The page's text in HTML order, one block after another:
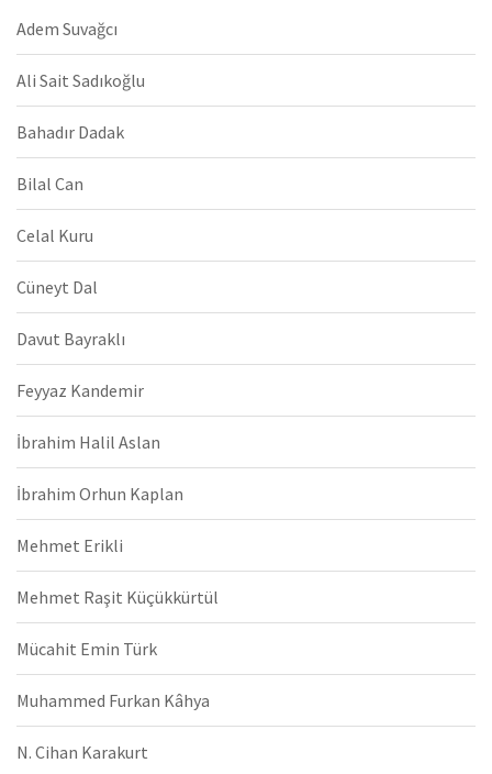
Adem Suvağcı
Ali Sait Sadıkoğlu
Bahadır Dadak
Bilal Can
Celal Kuru
Cüneyt Dal
Davut Bayraklı
Feyyaz Kandemir
İbrahim Halil Aslan
İbrahim Orhun Kaplan
Mehmet Erikli
Mehmet Raşit Küçükkürtül
Mücahit Emin Türk
Muhammed Furkan Kâhya
N. Cihan Karakurt